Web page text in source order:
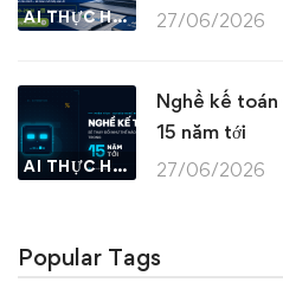
AI THỰC HÀNH 27/06/2026
AI THỰC HÀNH
Nghề kế
15 năm tới
27/06/2026
Popular Tags